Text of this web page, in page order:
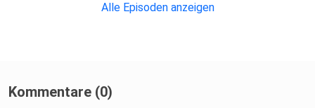
Alle Episoden anzeigen
Kommentare (0)